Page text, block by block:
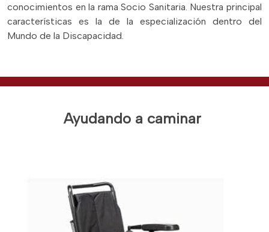
conocimientos en la rama Socio Sanitaria. Nuestra principal
características es la de la especialización dentro del
Mundo de la Discapacidad.
Ayudando a caminar